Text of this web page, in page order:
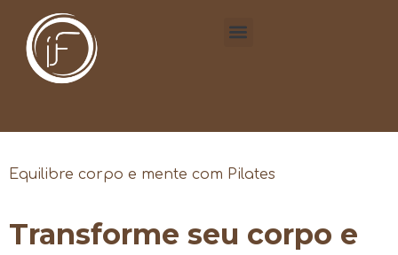
Equilibre corpo e mente com Pilates
Transforme seu corpo e